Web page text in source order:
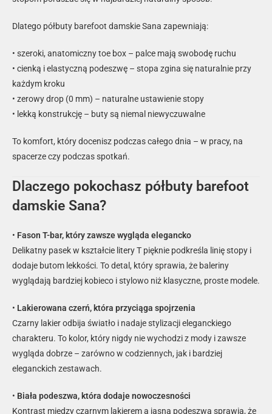
Dlatego półbuty barefoot damskie Sana zapewniają:
• szeroki, anatomiczny toe box – palce mają swobodę ruchu
• cienką i elastyczną podeszwę – stopa zgina się naturalnie przy
każdym kroku
• zerowy drop (0 mm) – naturalne ustawienie stopy
• lekką konstrukcję – buty są niemal niewyczuwalne
To komfort, który docenisz podczas całego dnia – w pracy, na
spacerze czy podczas spotkań.
Dlaczego pokochasz półbuty barefoot
damskie Sana?
• Fason T-bar, który zawsze wygląda elegancko
Delikatny pasek w kształcie litery T pięknie podkreśla linię stopy i
dodaje butom lekkości. To detal, który sprawia, że baleriny
wyglądają bardziej kobieco i stylowo niż klasyczne, proste modele.
• Lakierowana czerń, która przyciąga spojrzenia
Czarny lakier odbija światło i nadaje stylizacji eleganckiego
charakteru. To kolor, który nigdy nie wychodzi z mody i zawsze
wygląda dobrze – zarówno w codziennych, jak i bardziej
eleganckich zestawach.
• Biała podeszwa, która dodaje nowoczesności
Kontrast między czarnym lakierem a jasną podeszwą sprawia, że